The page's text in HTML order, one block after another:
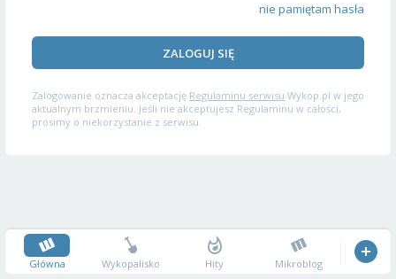
nie pamiętam hasła
ZALOGUJ SIĘ
Zalogowanie oznacza akceptację Regulaminu serwisu Wykop.pl w jego
aktualnym brzmieniu. Jeśli nie akceptujesz Regulaminu w całości,
prosimy o niekorzystanie z serwisu.
Główna Wykopalisko Hity Mikroblog